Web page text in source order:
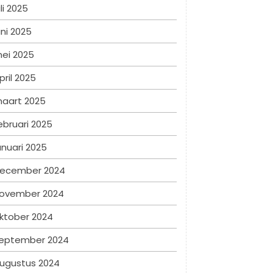
2025
2025
2025
2025
2025
2025
2025
2024
2024
2024
2024
2024